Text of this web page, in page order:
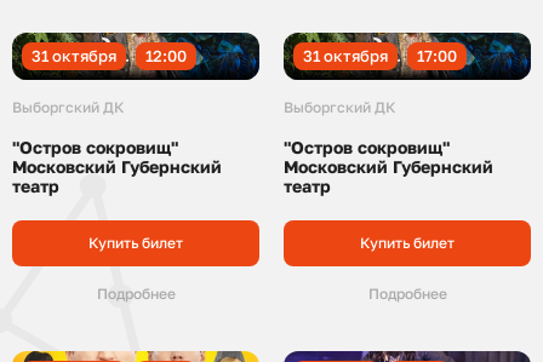
31 октября 12:00
Выборгский ДК
"Остров сокровищ"
Московский Губернский
театр
Купить билет
Подробнее
31 октября 17:00
Выборгский ДК
"Остров сокровищ"
Московский Губернский
театр
Купить билет
Подробнее